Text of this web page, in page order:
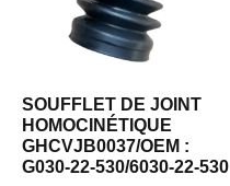
SOUFFLET DE JOINT
HOMOCINÉTIQUE
GHCVJB0037/OEM :
G030-22-530/6030-22-530